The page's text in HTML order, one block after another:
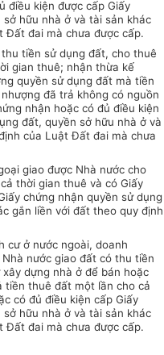
điều kiện được cấp Giấy
sở hữu nhà ở và tài sản khác
Đất đai mà chưa được cấp.
tiền sử dụng đất, cho thuê
gian thuê; nhận thừa kế
quyền sử dụng đất mà tiền
đã trả không có nguồn
nhận hoặc có đủ điều kiện
đất, quyền sở hữu nhà ở và
của Luật Đất đai mà chưa
giao được Nhà nước cho
thời gian thuê và có Giấy
chứng nhận quyền sử dụng
gắn liền với đất theo quy định
cư ở nước ngoài, doanh
nước giao đất có thu tiền
dựng nhà ở để bán hoặc
tiền thuê đất một lần cho cả
có đủ điều kiện cấp Giấy
hữu nhà ở và tài sản khác
Đất đai mà chưa được cấp.